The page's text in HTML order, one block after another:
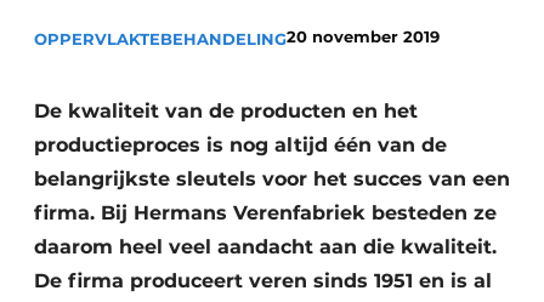
Video’s
OPPERVLAKTEBEHANDELING20 november 2019
De kwaliteit van de producten en het
productieproces is nog altijd één van de
belangrijkste sleutels voor het succes van een
firma. Bij Hermans Verenfabriek besteden ze
daarom heel veel aandacht aan die kwaliteit.
De firma produceert veren sinds 1951 en is al